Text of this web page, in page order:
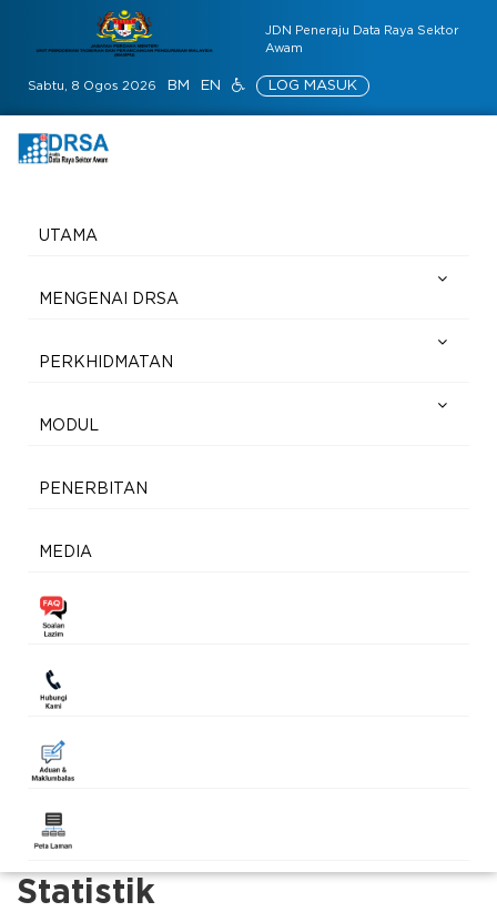
JDN Peneraju Data Raya Sektor
Awam
Sabtu, 8 Ogos 2026 BM EN LOG MASUK
UTAMA
MENGENAI DRSA
PERKHIDMATAN
MODUL
PENERBITAN
MEDIA
Statistik